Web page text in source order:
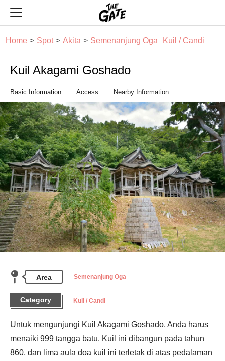
Home Spot Akita Semenanjung Oga Kuil / Candi
Kuil Akagami Goshado
Basic Information Access Nearby Information
Area Semenanjung Oga
Category Kuil / Candi
Untuk mengunjungi Kuil Akagami Goshado, Anda harus
menaiki 999 tangga batu. Kuil ini dibangun pada tahun
860, dan lima aula doa kuil ini terletak di atas pedalaman